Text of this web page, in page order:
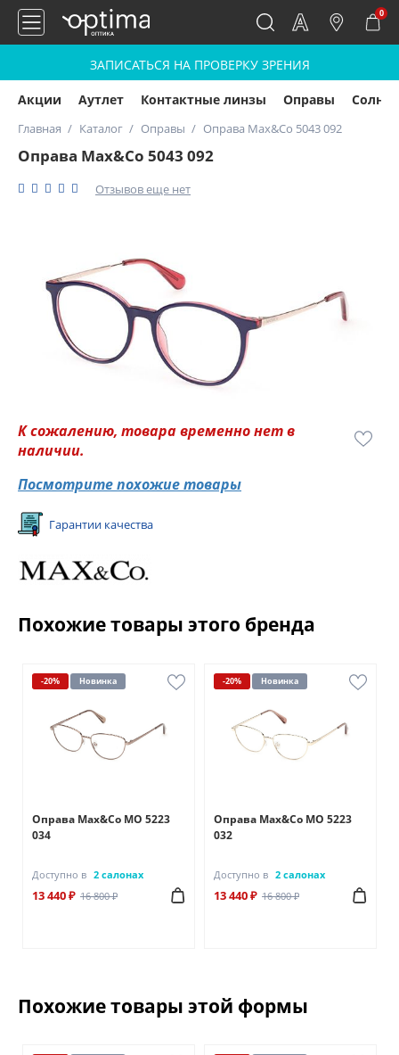
0
ЗАПИСАТЬСЯ НА ПРОВЕРКУ ЗРЕНИЯ
Акции Аутлет Контактные линзы Оправы
Главная Каталог Оправы Оправа Max&Co 5043 092
Оправа Max&Co 5043 092
Отзывов еще нет
К сожалению, товара временно нет в
наличии.
Посмотрите похожие товары
Гарантии качества
Похожие товары этого бренда
-20% Новинка
Оправа Max&Co MO 5223
034
Доступно в 2 салонах
13 440 ₽ 16 800 ₽
-20% Новинка
Оправа Max&Co MO 5223
032
Доступно в 2 салонах
13 440 ₽ 16 800 ₽
Похожие товары этой формы